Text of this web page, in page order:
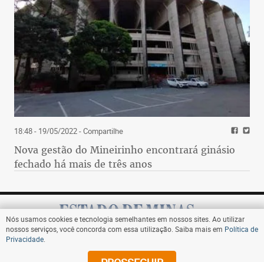
18:48 - 19/05/2022- Compartilhe
Nova gestão do Mineirinho encontrará ginásio
fechado há mais de três anos
Assine
Nós usamos cookies e tecnologia semelhantes em nossos sites. Ao utilizar
nossos serviços, você concorda com essa utilização. Saiba mais em Política de
Privacidade